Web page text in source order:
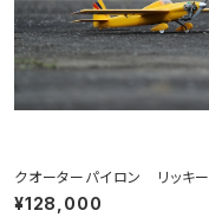
クオーターパイロン リッキ
ト
¥128,000